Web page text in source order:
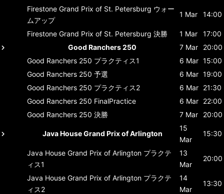
Firestone Grand Prix of St. Petersburg ウォー
ムアップ
1 Mar 14:00
Firestone Grand Prix of St. Petersburg 決勝 1 Mar
17:00
Good Ranchers 250
7 Mar
20:00
Good Ranchers 250 プラクティス1 6 Mar 15:00
Good Ranchers 250 予選 6 Mar 19:00
Good Ranchers 250 プラクティス2 6 Mar 21:30
Good Ranchers 250 FinalPractice 6 Mar 22:00
Good Ranchers 250 決勝 7 Mar 20:00
Java House Grand Prix of Arlington
15
Mar
15:30
Java House Grand Prix of Arlington プラクテ
ィス1
13
Mar
20:00
Java House Grand Prix of Arlington プラクテ
ィス2
14
Mar
13:30